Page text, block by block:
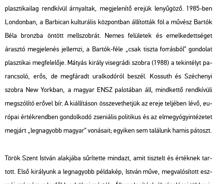
plasz­ti­ka­i­lag rend­kí­vül ár­nyal­tak, meg­je­le­ní­tő ere­jük le­nyű­gö­ző. 1985-ben
Lon­don­ban, a Bar­bi­can kul­tu­rá­lis köz­pont­ban ál­lí­tot­ták föl a mű­vész Bar­tók
Béla bronz­ba ön­tött mell­szob­rát. Nemes fe­lü­le­tek és emel­ke­dett­sé­get
árasz­tó meg­je­le­nés jel­lem­zi, a Bar­tók-féle „csak tisz­ta for­rás­ból” gon­do­lat
plasz­ti­kai meg­fe­le­lő­je. Má­tyás ki­rályvi­seg­rá­di szob­ra (1988) a te­kin­télyt pa­
ran­cso­ló, erős, de meg­fá­radt ural­ko­dó­ról be­szél. Kos­suth és Szé­che­nyi
szob­ra New York­ban, a ma­gyar ENSZ pa­lo­tá­ban áll, mind­ket­tő rend­kí­vü­li
meg­szó­lí­tó erő­vel bír. A ki­ál­lí­tá­son össze­vet­het­jük az ereje tel­jé­ben lévő, eu­
ró­pai ér­ték­rend­ben gon­dol­ko­dó zse­ni­á­lis po­li­ti­kus és az el­me­gyógy­in­té­ze­tet
meg­járt „leg­na­gyobb ma­gyar” vo­ná­sa­it; egyi­ken sem ta­lá­lunk hamis pá­toszt.
Török Szent Ist­ván alak­já­ba sű­rí­tet­te mind­azt, amit tisz­telt és ér­ték­nek tar­
tott. Első ki­rá­lyunk a leg­na­gyobb pél­da­kép, Ist­ván műve, meg­va­ló­sí­tott esz­